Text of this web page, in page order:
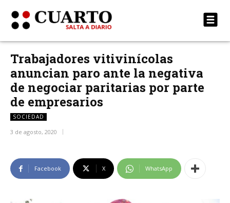
Trabajadores vitivinícolas
anuncian paro ante la negativa
de negociar paritarias por parte
de empresarios
SOCIEDAD
3 de agosto, 2020
Facebook X WhatsApp